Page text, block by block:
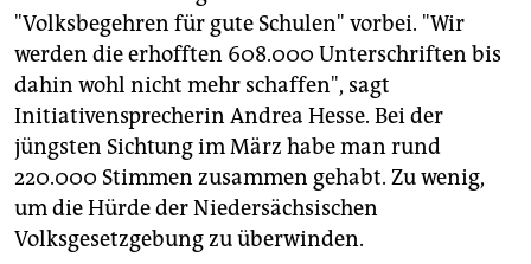
"Volksbegehren für gute Schulen" vorbei. "Wir
werden die erhofften 608.000 Unterschriften bis
dahin wohl nicht mehr schaffen", sagt
Initiativensprecherin Andrea Hesse. Bei der
jüngsten Sichtung im März habe man rund
220.000 Stimmen zusammen gehabt. Zu wenig,
um die Hürde der Niedersächsischen
Volksgesetzgebung zu überwinden.